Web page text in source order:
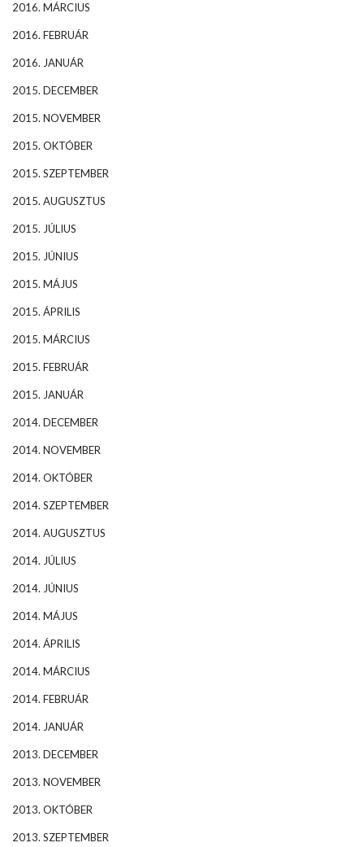
2016. MÁRCIUS
2016. FEBRUÁR
2016. JANUÁR
2015. DECEMBER
2015. NOVEMBER
2015. OKTÓBER
2015. SZEPTEMBER
2015. AUGUSZTUS
2015. JÚLIUS
2015. JÚNIUS
2015. MÁJUS
2015. ÁPRILIS
2015. MÁRCIUS
2015. FEBRUÁR
2015. JANUÁR
2014. DECEMBER
2014. NOVEMBER
2014. OKTÓBER
2014. SZEPTEMBER
2014. AUGUSZTUS
2014. JÚLIUS
2014. JÚNIUS
2014. MÁJUS
2014. ÁPRILIS
2014. MÁRCIUS
2014. FEBRUÁR
2014. JANUÁR
2013. DECEMBER
2013. NOVEMBER
2013. OKTÓBER
2013. SZEPTEMBER